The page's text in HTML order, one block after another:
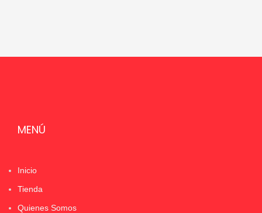
MENÚ
Inicio
Tienda
Quienes Somos